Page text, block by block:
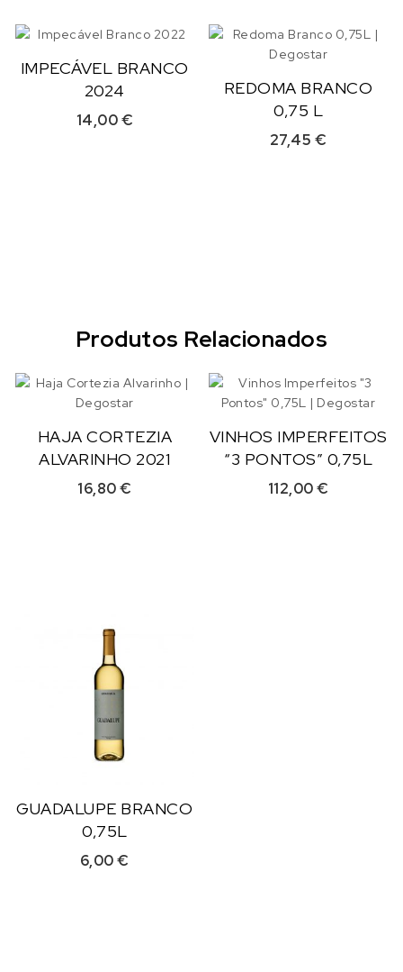
IMPECÁVEL BRANCO
2024
14,00€
REDOMA BRANCO
0,75 L
27,45 €
Produtos Relacionados
HAJA CORTEZIA
ALVARINHO 2021
16,80€
VINHOS IMPERFEITOS
“3 PONTOS” 0,75L
112,00€
GUADALUPE BRANCO
0,75L
6,00€